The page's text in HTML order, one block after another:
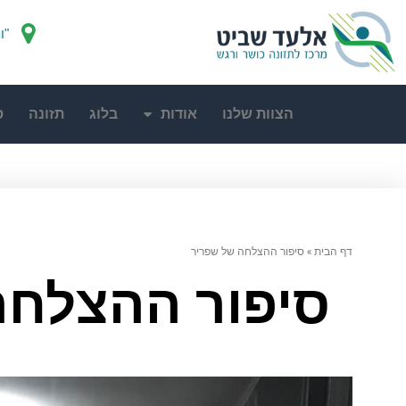
הצוות שלנו אודות בלוג תזונה
דף הבית»סיפור ההצלחה של שפריר
סיפור